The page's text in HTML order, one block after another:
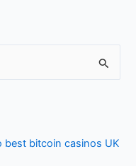
best bitcoin casinos UK